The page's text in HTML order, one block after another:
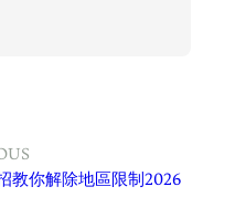
教你解除地區限制2026